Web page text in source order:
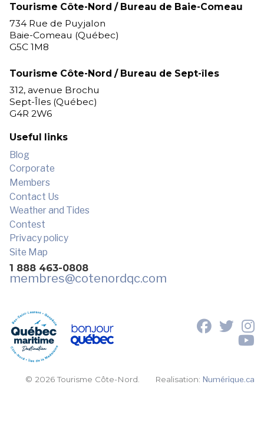
Tourisme Côte-Nord / Bureau de Baie-Comeau
734 Rue de Puyjalon
Baie-Comeau (Québec)
G5C 1M8
Tourisme Côte-Nord / Bureau de Sept-îles
312, avenue Brochu
Sept-Îles (Québec)
G4R 2W6
Useful links
Blog
Corporate
Members
Contact Us
Weather and Tides
Contest
Privacy policy
Site Map
1 888 463-0808
membres@cotenordqc.com
© 2026 Tourisme Côte-Nord. Realisation:Numérique.ca